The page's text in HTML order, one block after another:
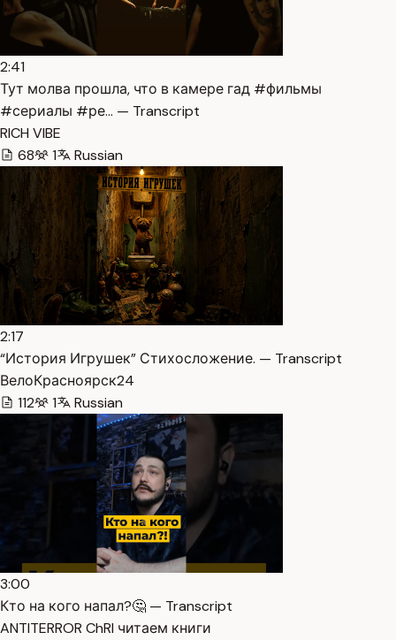
2:41
Тут молва прошла, что в камере гад #фильмы
#сериалы #ре… — Transcript
RICH VIBE
68
1 Russian
2:17
“История Игрушек” Стихосложение. — Transcript
ВелоКрасноярск24
112
1 Russian
3:00
Кто на кого напал?🤔 — Transcript
ANTITERROR ChRI читаем книги